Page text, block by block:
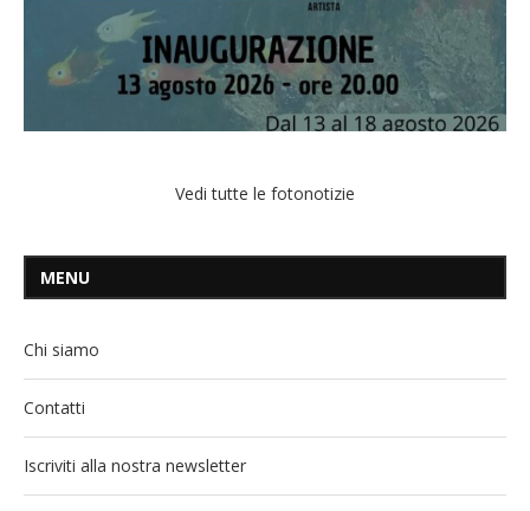
Vedi tutte le fotonotizie
MENU
Chi siamo
Contatti
Iscriviti alla nostra newsletter